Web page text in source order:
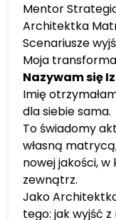
Mentor
Architektka
Scenariusze
Moja
Nazywam się
Imię
dla siebie sama.
To świadomy
własną
nowej jakości,
zewnątrz.
Jako
tego: jak wyjść